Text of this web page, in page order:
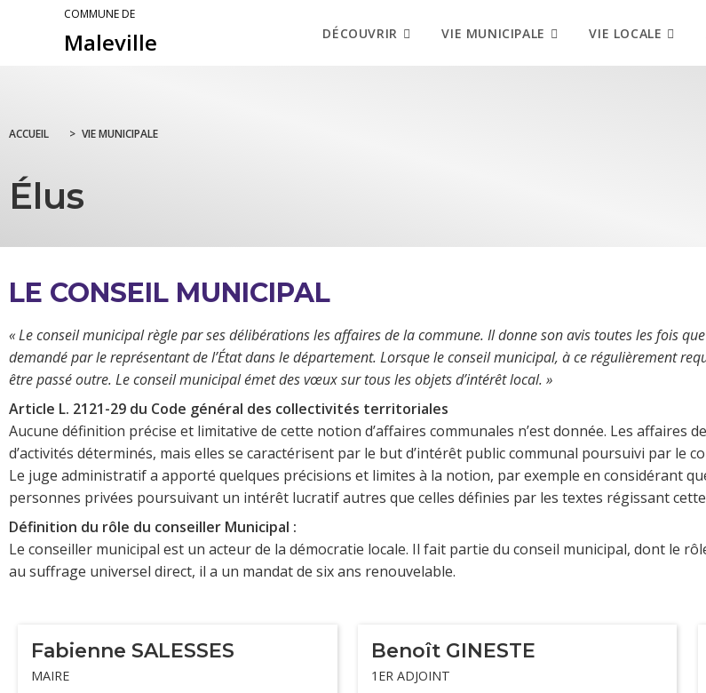
COMMUNE DE
Maleville DÉCOUVRIR VIE MUNICIPALE VIE LOCALE
ACCUEIL > VIE MUNICIPALE
Élus
LE CONSEIL MUNICIPAL
« Le conseil municipal règle par ses délibérations les affaires de la commune. Il donne son avis toutes les fois
demandé par le représentant de l’État dans le département. Lorsque le conseil municipal, à ce régulièrement
être passé outre. Le conseil municipal émet des vœux sur tous les objets d’intérêt local. »
Article L. 2121-29 du Code général des collectivités territoriales
Aucune définition précise et limitative de cette notion d’affaires communales n’est donnée. Les affaires
d’activités déterminés, mais elles se caractérisent par le but d’intérêt public communal poursuivi par le
Le juge administratif a apporté quelques précisions et limites à la notion, par exemple en considérant
personnes privées poursuivant un intérêt lucratif autres que celles définies par les textes régissant cette
Définition du rôle du conseiller Municipal :
Le conseiller municipal est un acteur de la démocratie locale. Il fait partie du conseil municipal, dont le
au suffrage universel direct, il a un mandat de six ans renouvelable.
Fabienne SALESSES
MAIRE
Benoît GINESTE
1ER ADJOINT